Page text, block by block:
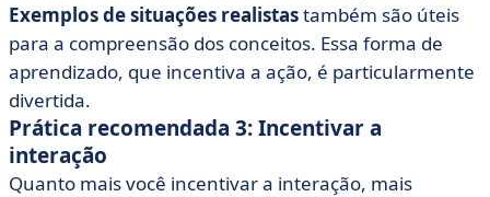
Exemplos de situações realistastambém são úteis
para a compreensão dos conceitos. Essa forma de
aprendizado, que incentiva a ação, é particularmente
divertida.
Prática recomendada 3: Incentivar a
interação
Quanto mais você incentivar a interação, mais